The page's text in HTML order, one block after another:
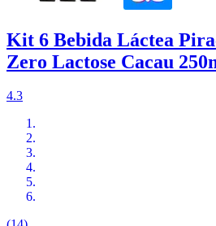
Kit 6 Bebida Láctea
Zero Lactose Cacau
4.3